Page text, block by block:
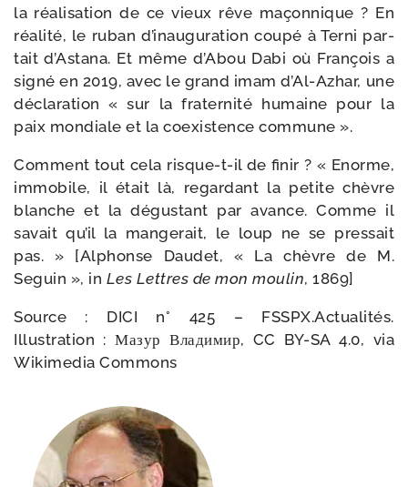
la réa­li­sa­tion de ce vieux rêve maçon­nique ? En
réa­li­té, le ruban d’inauguration cou­pé à Terni par­
tait d’Astana. Et même d’Abou Dabi où François a
signé en 2019, avec le grand imam d’Al-Azhar, une
décla­ra­tion « sur la fra­ter­ni­té humaine pour la
paix mon­diale et la coexis­tence commune ».
Comment tout cela risque-​t-​il de finir ? « Enorme,
immo­bile, il était là, regar­dant la petite chèvre
blanche et la dégus­tant par avance. Comme il
savait qu’il la man­ge­rait, le loup ne se pres­sait
pas. » [Alphonse Daudet, « La chèvre de M.
Seguin », in Les Lettres de mon mou­lin, 1869]
Source : DICI n° 425 – FSSPX.Actualités.
Illustration : Мазур Владимир, CC BY-​SA 4.0, via
Wikimedia Commons